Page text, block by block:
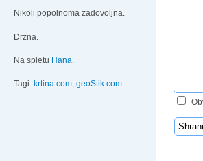
Nikoli popolnoma zadovoljna.
Drzna.
Na spletu Hana.
Tagi: krtina.com, geoStik.com